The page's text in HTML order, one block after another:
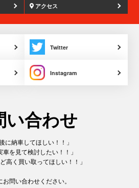
アクセス
Twitter
Instagram
い合わせ
に納車してほしい！！」
車を見て検討したい！！」
高く買い取ってほしい！！」
お問い合わせください。